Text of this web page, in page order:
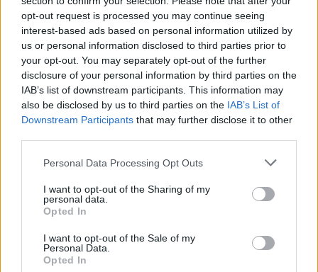
opt-out request is processed you may continue seeing
interest-based ads based on personal information utilized by
us or personal information disclosed to third parties prior to
your opt-out. You may separately opt-out of the further
disclosure of your personal information by third parties on the
IAB’s list of downstream participants. This information may
also be disclosed by us to third parties on the IAB’s List of
Downstream Participants that may further disclose it to other
Please note that this website/app uses one or more Google
not limited to your visit or usage behaviour. You may click to
grant or deny consent to Google and its third-party tags to
use your data for below specified purposes in below Google
consent section.
Personal Data Processing Opt Outs
I want to opt-out of the Sharing of my
personal data.
Opted In
I want to opt-out of the Sale of my
Personal Data.
Opted In
Utalásokból épített rajongói
mennyország
A Legacy of the Dark Knight tele van utalásokkal, de nem
elégedetten bólintsak. Sokszor átírja, kiforgatja vagy új
környezetbe helyezi az ismert pillanatokat. A kórházas
Joker-jelenet, 2022-es Batman autós üldözése, a
klasszikus Macskanő-utalások, az 1966-os cápariasztó
spray és az Arkham-ihletésű pillanatok mind úgy
kerülnek be a játékba, hogy a LEGO-humor hozzáad